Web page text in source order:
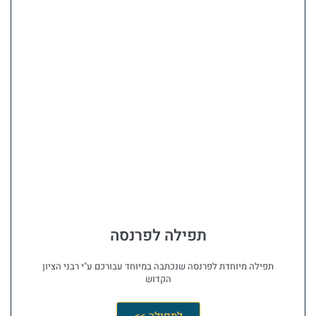
תפילה לפרנסה
תפילה מיוחדת לפרנסה שנכתבה במיוחד עבורכם ע"י רבני הציון
הקדוש